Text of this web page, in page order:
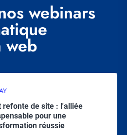
webinars
web
refonte de site : l'alliée
pour une
réussie